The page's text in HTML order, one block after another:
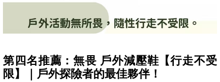
第四名推薦：無畏 戶外減壓鞋【行走不受
限】｜戶外探險者的最佳夥伴！